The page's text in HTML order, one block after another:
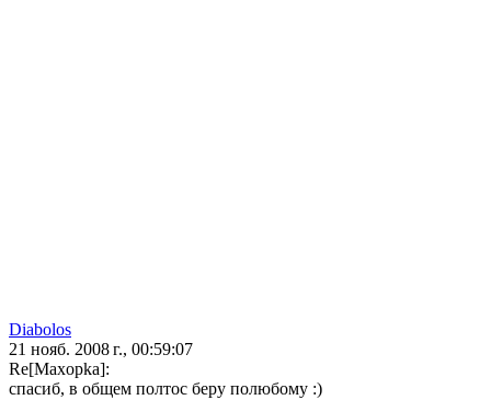
Diabolos
21 нояб. 2008 г., 00:59:07
Re[Maxopka]:
спасиб, в общем полтос беру полюбому :)